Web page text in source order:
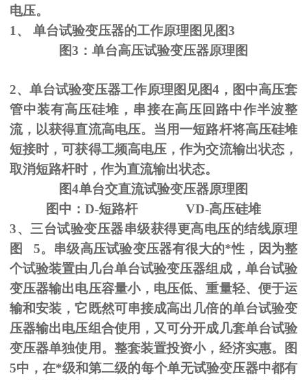
电压。
1、 单台试验变压器的工作原理图见图3
图3 ：单台高压试验变压器原理图
2、单台试验变压器工作原理图见图4 ，图中高压套
管中装有高压硅堆，串接在高压回路中作半波整
流，以获得直流高电压。当用一短路杆将高压硅堆
短接时，可获得工频高电压，作为交流输出状态，
取消短路杆时，作为直流输出状态。
图4单台交直流试验变压器原理图
图中： D-短路杆 VD-高压硅堆
3、三台试验变压器串级获得更高电压的结线原理
图 5。串级高压试验变压器有很大的*性，因为整
个试验装置由几台单台试验变压器组成，单台试验
变压器输出电压容量小，电压低、重量轻、便于运
输和安装，它既然可串接成高出几倍的单台试验变
压器输出电压组合使用，又可分开成几套单台试验
变压器单独使用。整套装置投资小，经济实惠。图
5中，在*级和第二级的每个单无试验变压器中都有